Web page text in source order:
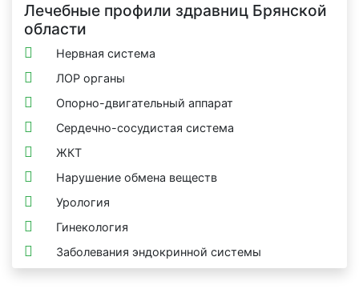
Лечебные профили здравниц Брянской
области
Нервная система
ЛОР органы
Опорно-двигательный аппарат
Сердечно-сосудистая система
ЖКТ
Нарушение обмена веществ
Урология
Гинекология
Заболевания эндокринной системы